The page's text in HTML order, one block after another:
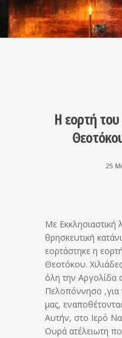
Η εορτή
25
Με Εκκλησιαστική
θρησκευτική
εορτάστηκε η
Θεοτόκου.
όλη την Αργολίδα
Πελοπόννησο ,για
μας,
Αυτήν, στο Ιερό
Ουρά ατέλειωτη